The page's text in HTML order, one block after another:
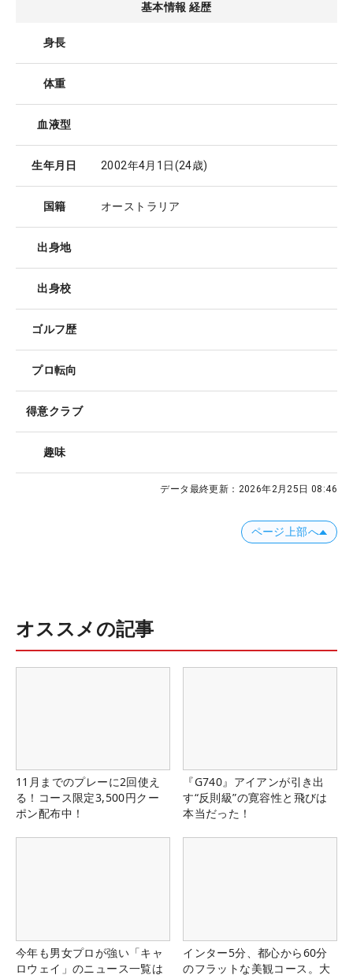
基本情報 経歴
身長
体重
血液型
生年月日 2002年4月1日(24歳)
国籍 オーストラリア
出身地
出身校
ゴルフ歴
プロ転向
得意クラブ
趣味
データ最終更新： 2026年2月25日 08:46
ページ上部へ
オススメの記事
11月までのプレーに2回使え
る！コース限定3,500円クー
ポン配布中！
『G740』アイアンが引き出
す“反則級”の寛容性と飛びは
本当だった！
今年も男女プロが強い「キャ
ロウェイ」のニュース一覧は
インター5分、都心から60分
のフラットな美観コース。大